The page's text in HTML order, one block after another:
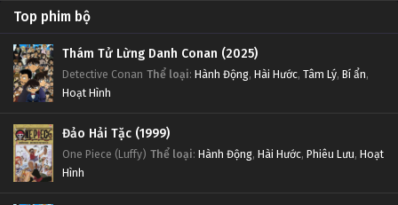
Top phim bộ
Thám Tử Lừng Danh Conan (2025)
Detective Conan Thể loại: Hành Động, Hài Hước, Tâm Lý, Bí ẩn,
Hoạt Hình
Đảo Hải Tặc (1999)
One Piece (Luffy) Thể loại: Hành Động, Hài Hước, Phiêu Lưu, Hoạt
Hình